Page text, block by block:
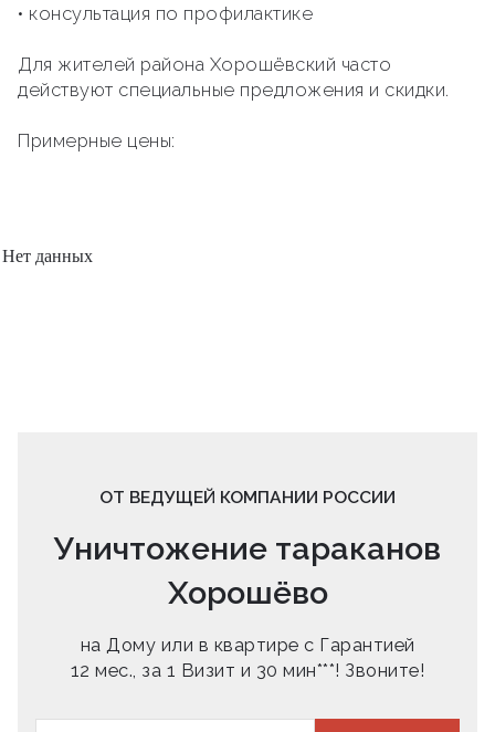
• консультация по профилактике
Для жителей района Хорошёвский часто
действуют специальные предложения и скидки.
Примерные цены:
Нет данных
ОТ ВЕДУЩЕЙ КОМПАНИИ РОССИИ
Уничтожение тараканов
Хорошёво
на Дому или в квартире с Гарантией
12 мес., за 1 Визит и 30 мин***! Звоните!